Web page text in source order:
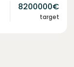
8200000€
target